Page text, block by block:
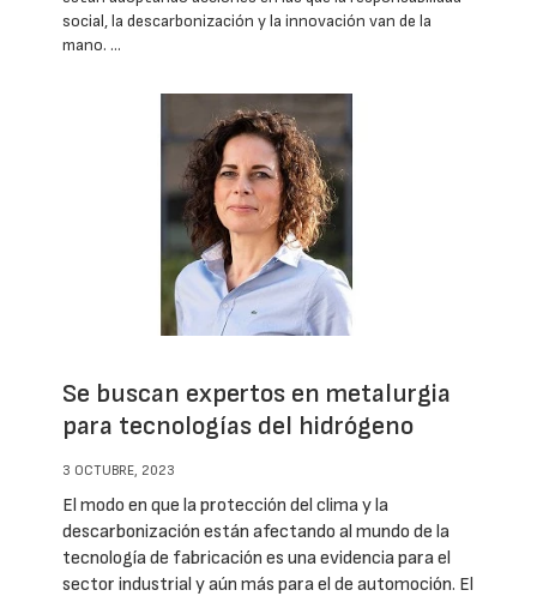
social, la descarbonización y la innovación van de la
mano. …
Se buscan expertos en metalurgia
para tecnologías del hidrógeno
3 OCTUBRE, 2023
El modo en que la protección del clima y la
descarbonización están afectando al mundo de la
tecnología de fabricación es una evidencia para el
sector industrial y aún más para el de automoción. El